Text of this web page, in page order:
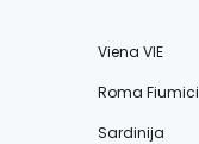
Viena VIE
Roma
Sardinija